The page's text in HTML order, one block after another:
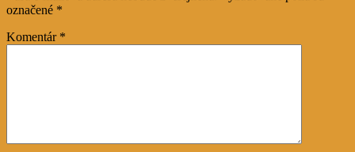
označené *
Komentár *